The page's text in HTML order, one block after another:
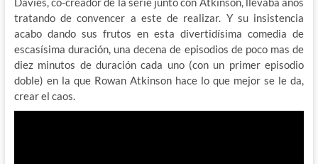
tratando de convencer a este de realizar. Y su insistencia
acabo dando sus frutos en esta divertidísima comedia de
escasísima duración, una decena de episodios de poco mas de
diez minutos de duración cada uno (con un primer episodio
doble) en la que Rowan Atkinson hace lo que mejor se le da,
crear el caos.